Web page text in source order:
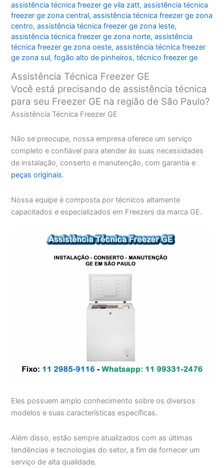
assistência técnica freezer ge vila zatt,assistência técnica
freezer ge zona central,assistência técnica freezer ge zona
centro,assistência técnica freezer ge zona leste,
assistência técnica freezer ge zona norte,assistência
técnica freezer ge zona oeste,assistência técnica freezer
ge zona sul,fogão alto de pinheiros,técnico freezer ge
Assistência Técnica Freezer GE
Você está precisando de assistência técnica
para seu Freezer GE na região de São Paulo?
Assistência Técnica Freezer GE
Não se preocupe, nossa empresa oferece um serviço
completo e confiável para atender às suas necessidades
de instalação, conserto e manutenção, com garantia e
peças originais.
Nossa equipe é composta por técnicos altamente
capacitados e especializados em Freezers da marca GE.
Eles possuem amplo conhecimento sobre os diversos
modelos e suas características específicas.
Além disso, estão sempre atualizados com as últimas
tendências e tecnologias do setor, a fim de fornecer um
serviço de alta qualidade.